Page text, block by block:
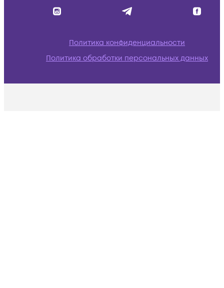
Политика конфиденциальности
Политика обработки персональных данных